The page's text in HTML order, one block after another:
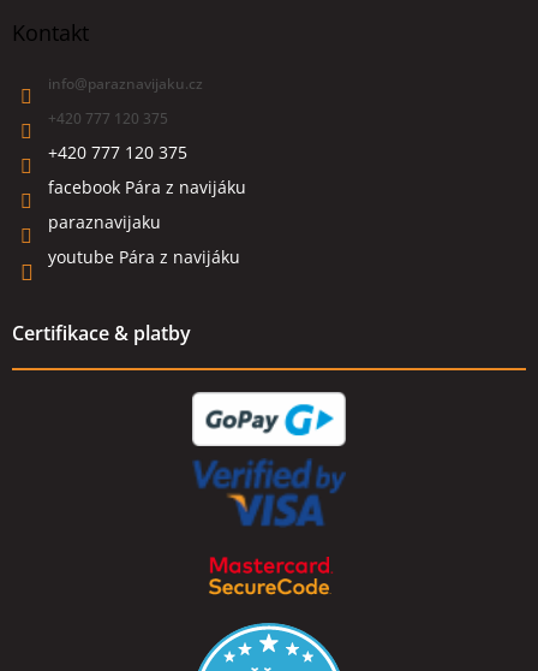
Kontakt
info@paraznavijaku.cz
+420 777 120 375
+420 777 120 375
facebook Pára z navijáku
paraznavijaku
youtube Pára z navijáku
Certifikace & platby